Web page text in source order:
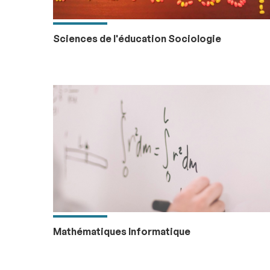
Sciences de l'éducation Sociologie
Mathématiques Informatique